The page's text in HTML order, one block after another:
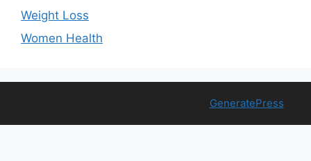
Weight Loss
Women Health
GeneratePress